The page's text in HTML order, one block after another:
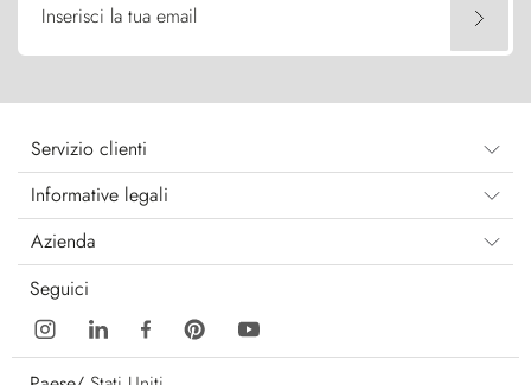
Inserisci la tua email
Servizio clienti
Informative legali
Azienda
Seguici